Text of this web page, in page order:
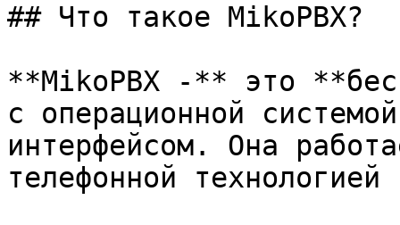
## Что такое MikoPBX?
**MikoPBX -** это
с операционной
интерфейсом. Она
телефонной